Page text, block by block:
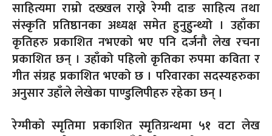
साहित्यमा राम्रो दख्खल राख्ने रेग्मी दाङ साहित्य तथा
संस्कृति प्रतिष्ठानका अध्यक्ष समेत हुनुहुुन्थ्यो । उहाँका
कृतिहरु प्रकाशित नभएको भए पनि दर्जनौ लेख रचना
प्रकाशित छन् । उहाँको पहिलो कृतिका रुपमा कविता र
गीत संग्रह प्रकाशित भएको छ । परिवारका सदस्यहरुका
अनुसार उहाँले लेखेका पाण्डुलिपीहरु रहेका छन् ।
रेग्मीको स्मृतिमा प्रकाशित स्मृतिग्रन्थमा ५१ वटा लेख